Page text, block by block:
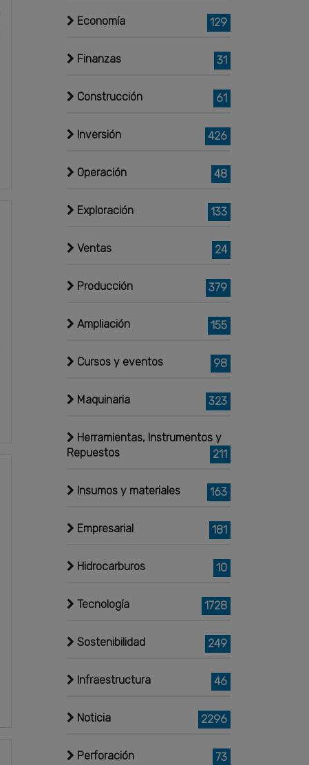
Economía 129
Finanzas 31
Construcción 61
Inversión 426
Operación 48
Exploración 133
Ventas 24
Producción 379
Ampliación 155
Cursos y eventos 98
Maquinaria 323
Herramientas, Instrumentos y
Repuestos
211
Insumos y materiales 163
Empresarial 181
Hidrocarburos 10
Tecnología 1728
Sostenibilidad 249
Infraestructura 46
Noticia 2296
Perforación 73